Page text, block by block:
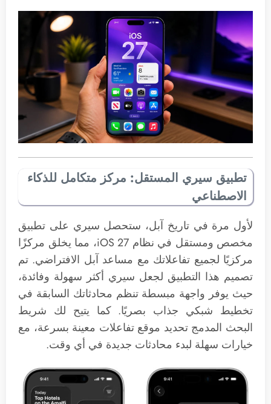
تطبيق سيري المستقل: مركز متكامل للذكاء
الاصطناعي
لأول مرة في تاريخ آبل، ستحصل سيري على تطبيق
مخصص ومستقل في نظام iOS 27، مما يخلق مركزًا
مركزيًا لجميع تفاعلاتك مع مساعد آبل الافتراضي. تم
تصميم هذا التطبيق لجعل سيري أكثر سهولة وفائدة،
حيث يوفر واجهة مبسطة تنظم محادثاتك السابقة في
تخطيط شبكي جذاب بصريًا. كما يتيح لك شريط
البحث المدمج تحديد موقع تفاعلات معينة بسرعة، مع
خيارات سهلة لبدء محادثات جديدة في أي وقت.